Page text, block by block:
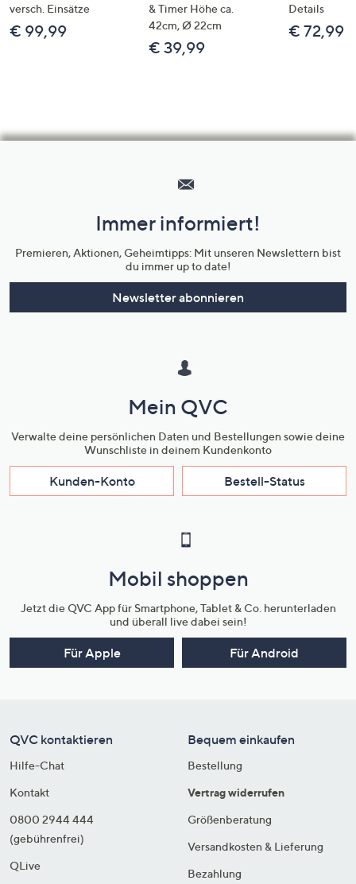
versch. Einsätze
€ 99,99
& Timer Höhe ca.
42cm, Ø 22cm
€ 39,99
Details
€ 72,99
Unternehmensinformationen
Immer informiert!
Premieren, Aktionen, Geheimtipps: Mit unseren Newslettern bist
du immer up to date!
Newsletter abonnieren
Mein QVC
Verwalte deine persönlichen Daten und Bestellungen sowie deine
Wunschliste in deinem Kundenkonto
Kunden-Konto Bestell-Status
Mobil shoppen
Jetzt die QVC App für Smartphone, Tablet & Co. herunterladen
und überall live dabei sein!
Für Apple Für Android
QVC kontaktieren
Hilfe-Chat
Kontakt
0800 2944 444
(gebührenfrei)
QLive
Bequem einkaufen
Bestellung
Vertrag widerrufen
Größenberatung
Versandkosten & Lieferung
Bezahlung